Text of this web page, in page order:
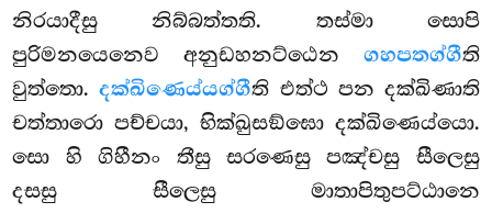
නිරයාදීසු නිබ්බත්තති. තස්මා සොපි
පුරිමනයෙනෙව අනුඩහනට්ඨෙන ගහපතග්ගීති
වුත්තො.දක්ඛිණෙය්යග්ගීති එත්ථ පන දක්ඛිණාති
චත්තාරො පච්චයා, භික්ඛුසඞ්ඝො දක්ඛිණෙය්යො.
සො හි ගිහීනං තීසු සරණෙසු පඤ්චසු සීලෙසු
දසසු සීලෙසු මාතාපිතුපට්ඨානෙ